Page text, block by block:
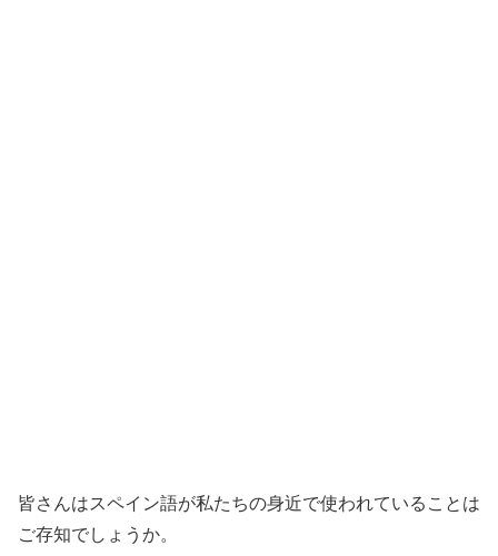
皆さんはスペイン語が私たちの身近で使われていることは
ご存知でしょうか。